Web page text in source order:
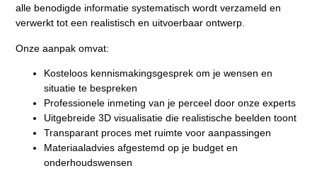
alle benodigde informatie systematisch wordt verzameld en
verwerkt tot een realistisch en uitvoerbaar ontwerp.
Onze aanpak omvat:
Kosteloos kennismakingsgesprek om je wensen en
situatie te bespreken
Professionele inmeting van je perceel door onze experts
Uitgebreide 3D visualisatie die realistische beelden toont
Transparant proces met ruimte voor aanpassingen
Materiaaladvies afgestemd op je budget en
onderhoudswensen